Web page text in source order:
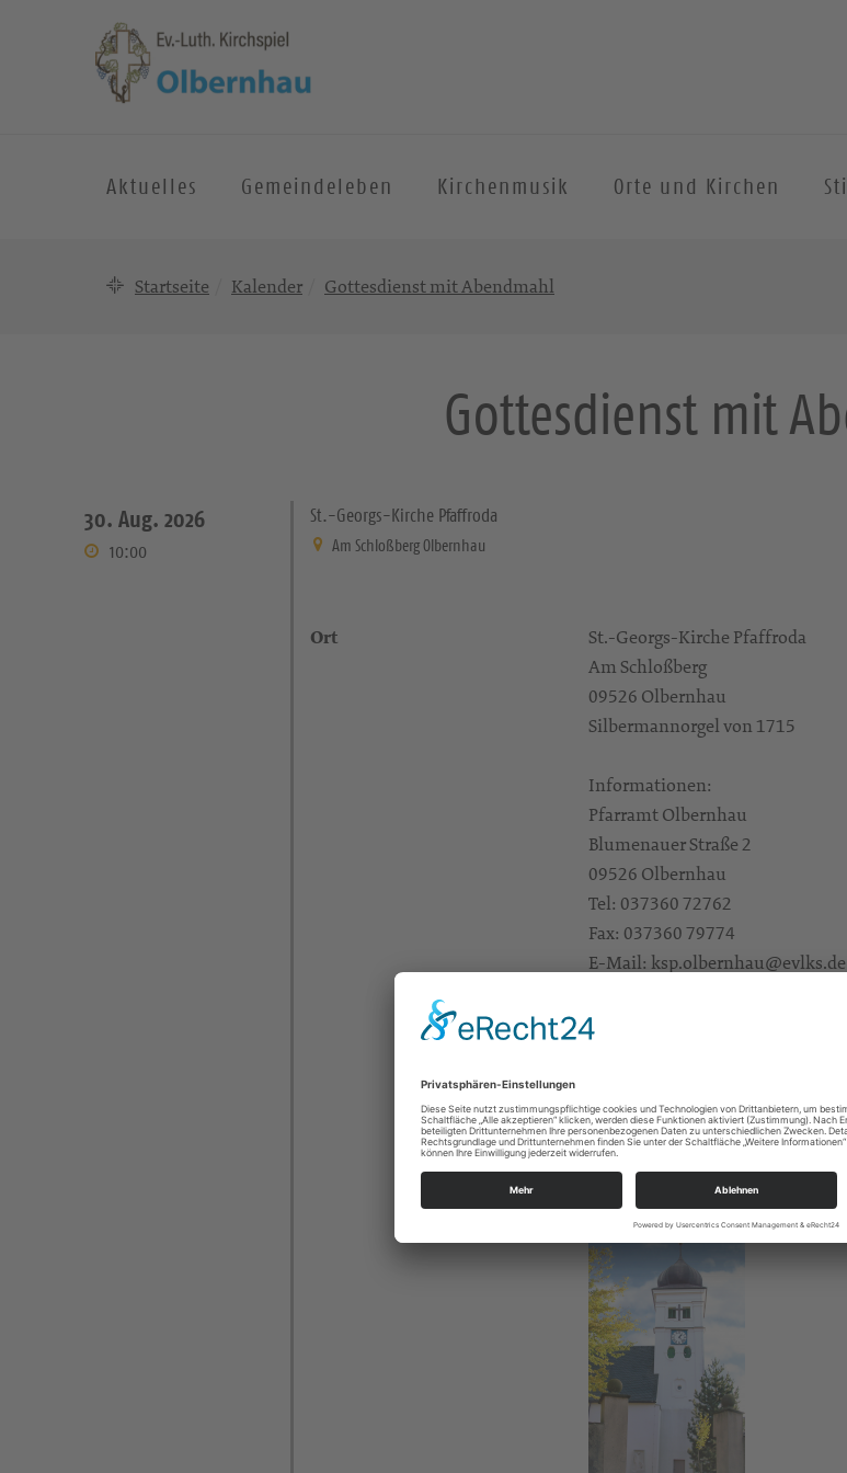
Aktuelles Gemeindeleben Kirchenmusik Orte und Kirchen
Startseite Kalender Gottesdienst mit Abendmahl
Gottesdienst mit
30. Aug. 2026
10:00
St.-Georgs-Kirche Pfaffroda
Am Schloßberg Olbernhau
Ort
St.-Georgs-Kirche Pfaffroda
Am Schloßberg
09526 Olbernhau
Silbermannorgel von 1715
Informationen:
Pfarramt Olbernhau
Blumenauer Straße 2
09526 Olbernhau
Tel: 037360 72762
Fax: 037360 79774
E-Mail: ksp.olbernhau@evlks.de
Mo. 9.00-12.30 Uhr,
Das Pfarramt Olbernhau